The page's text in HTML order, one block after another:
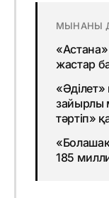
МЫНАНЫ
жастар
зайырлы
тәртіп»
185